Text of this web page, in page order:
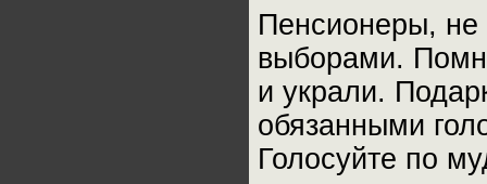
Пенсионеры, не
выборами.
и украли.
обязанными
Голосуйте по